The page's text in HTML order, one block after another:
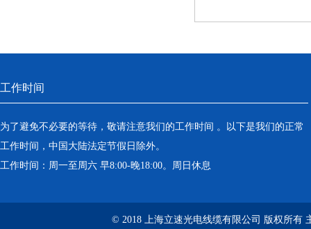
工作时间
为了避免不必要的等待，敬请注意我们的工作时间 。以下是我们的正常
工作时间，中国大陆法定节假日除外。
工作时间：周一至周六 早8:00-晚18:00。周日休息
© 2018 上海立速光电线缆有限公司 版权所有